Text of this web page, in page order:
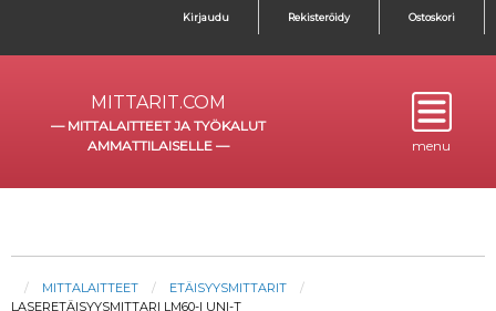
Kirjaudu Rekisteröidy Ostoskori
MITTARIT.COM
— MITTALAITTEET JA TYÖKALUT
AMMATTILAISELLE — menu
MITTALAITTEET
ETÄISYYSMITTARIT
LASERETÄISYYSMITTARI LM60-I UNI-T